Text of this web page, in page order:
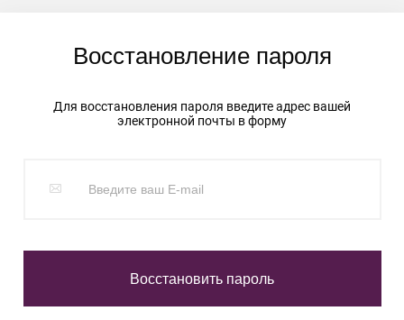
Восстановление пароля
Для восстановления пароля введите адрес вашей
электронной почты в форму